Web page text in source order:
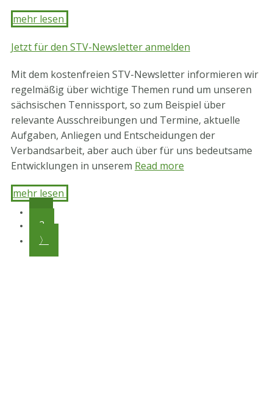
mehr lesen ​
Jetzt für den STV-Newsletter anmelden
Mit dem kostenfreien STV-Newsletter informieren wir
regelmäßig über wichtige Themen rund um unseren
sächsischen Tennissport, so zum Beispiel über
relevante Ausschreibungen und Termine, aktuelle
Aufgaben, Anliegen und Entscheidungen der
Verbandsarbeit, aber auch über für uns bedeutsame
Entwicklungen in unserem Read more
mehr lesen ​
2
〉